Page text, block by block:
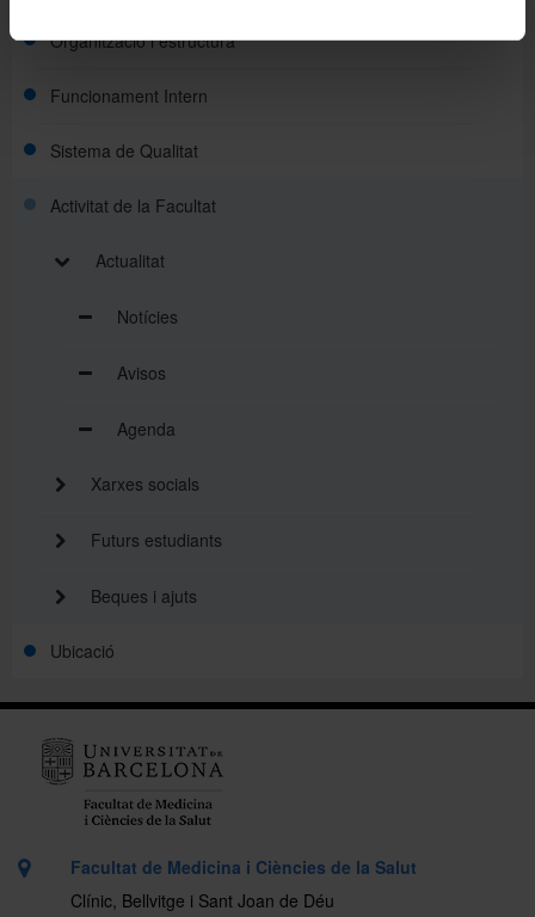
Organització i estructura
Funcionament Intern
Sistema de Qualitat
Activitat de la Facultat
Actualitat
Notícies
Avisos
Agenda
Xarxes socials
Futurs estudiants
Beques i ajuts
Ubicació
Facultat de Medicina i Ciències de la Salut
Clínic, Bellvitge i Sant Joan de Déu